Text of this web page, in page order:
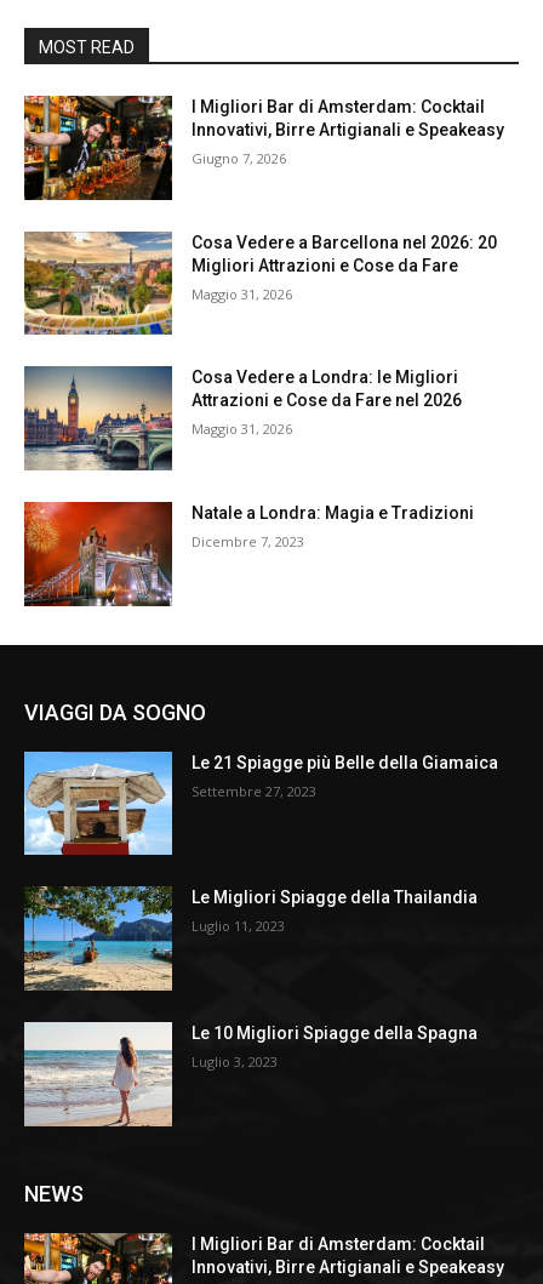
MOST READ
I Migliori Bar di Amsterdam: Cocktail
Innovativi, Birre Artigianali e Speakeasy
Giugno 7, 2026
Cosa Vedere a Barcellona nel 2026: 20
Migliori Attrazioni e Cose da Fare
Maggio 31, 2026
Cosa Vedere a Londra: le Migliori
Attrazioni e Cose da Fare nel 2026
Maggio 31, 2026
Natale a Londra: Magia e Tradizioni
Dicembre 7, 2023
VIAGGI DA SOGNO
Le 21 Spiagge più Belle della Giamaica
Settembre 27, 2023
Le Migliori Spiagge della Thailandia
Luglio 11, 2023
Le 10 Migliori Spiagge della Spagna
Luglio 3, 2023
NEWS
I Migliori Bar di Amsterdam: Cocktail
Innovativi, Birre Artigianali e Speakeasy